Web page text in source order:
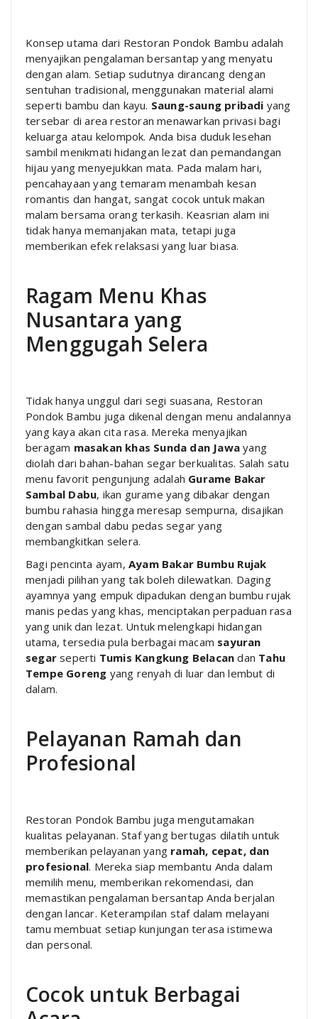
Konsep utama dari Restoran Pondok Bambu adalah
menyajikan pengalaman bersantap yang menyatu
dengan alam. Setiap sudutnya dirancang dengan
sentuhan tradisional, menggunakan material alami
seperti bambu dan kayu. Saung-saung pribadi yang
tersebar di area restoran menawarkan privasi bagi
keluarga atau kelompok. Anda bisa duduk lesehan
sambil menikmati hidangan lezat dan pemandangan
hijau yang menyejukkan mata. Pada malam hari,
pencahayaan yang temaram menambah kesan
romantis dan hangat, sangat cocok untuk makan
malam bersama orang terkasih. Keasrian alam ini
tidak hanya memanjakan mata, tetapi juga
memberikan efek relaksasi yang luar biasa.
Ragam Menu Khas
Nusantara yang
Menggugah Selera
Tidak hanya unggul dari segi suasana, Restoran
Pondok Bambu juga dikenal dengan menu andalannya
yang kaya akan cita rasa. Mereka menyajikan
beragam masakan khas Sunda dan Jawa yang
diolah dari bahan-bahan segar berkualitas. Salah satu
menu favorit pengunjung adalah Gurame Bakar
Sambal Dabu, ikan gurame yang dibakar dengan
bumbu rahasia hingga meresap sempurna, disajikan
dengan sambal dabu pedas segar yang
membangkitkan selera.
Bagi pencinta ayam, Ayam Bakar Bumbu Rujak
menjadi pilihan yang tak boleh dilewatkan. Daging
ayamnya yang empuk dipadukan dengan bumbu rujak
manis pedas yang khas, menciptakan perpaduan rasa
yang unik dan lezat. Untuk melengkapi hidangan
utama, tersedia pula berbagai macam sayuran
segar seperti Tumis Kangkung Belacan dan Tahu
Tempe Goreng yang renyah di luar dan lembut di
dalam.
Pelayanan Ramah dan
Profesional
Restoran Pondok Bambu juga mengutamakan
kualitas pelayanan. Staf yang bertugas dilatih untuk
memberikan pelayanan yang ramah, cepat, dan
profesional. Mereka siap membantu Anda dalam
memilih menu, memberikan rekomendasi, dan
memastikan pengalaman bersantap Anda berjalan
dengan lancar. Keterampilan staf dalam melayani
tamu membuat setiap kunjungan terasa istimewa
dan personal.
Cocok untuk Berbagai